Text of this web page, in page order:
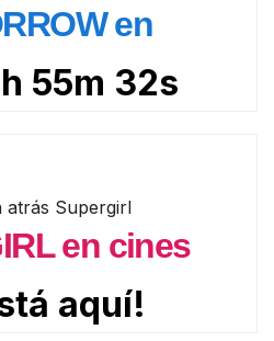
en
55m 30s
en cines
aquí!